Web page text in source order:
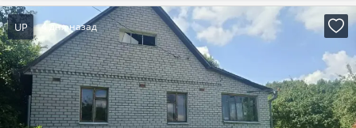
UP 4 дня назад